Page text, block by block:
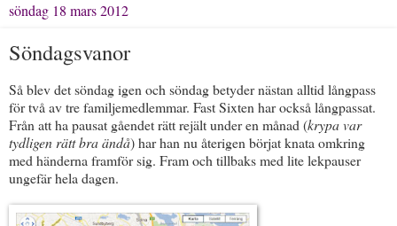
söndag 18 mars 2012
Söndagsvanor
Så blev det söndag igen och söndag betyder nästan alltid långpass
för två av tre familjemedlemmar. Fast Sixten har också långpassat.
Från att ha pausat gåendet rätt rejält under en månad (krypa var
tydligen rätt bra ändå) har han nu återigen börjat knata omkring
med händerna framför sig. Fram och tillbaks med lite lekpauser
ungefär hela dagen.